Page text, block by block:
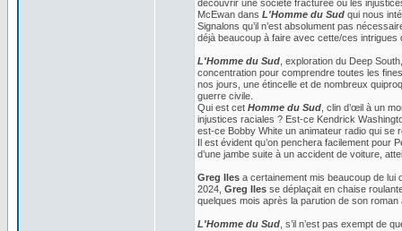
découvrir une société fracturée où les
McEwan dans L'Homme du Sud qui nous
Signalons qu’il n’est absolument pas
déjà beaucoup à faire avec cette/ces
L'Homme du Sud , exploration du Deep
concentration pour comprendre toutes les
nos jours, une étincelle et de nombreux
guerre civile.
Qui est cet Homme du Sud , clin d’œil à un
injustices raciales ? Est-ce Kendrick
est-ce Bobby White un animateur radio qui
Il est évident qu’on penchera facilement pour
d’une jambe suite à un accident de voiture,
Greg Iles a certainement mis beaucoup de lui
2024, Greg Iles se déplaçait en chaise
quelques mois après la parution de son roman
L'Homme du Sud , s’il n’est pas exempt de